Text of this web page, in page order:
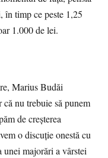
în timp ce peste 1,25
1.000 de lei.
Marius Budăi
nu trebuie să punem
de creşterea
o discuție onestă cu
majorări a vârstei